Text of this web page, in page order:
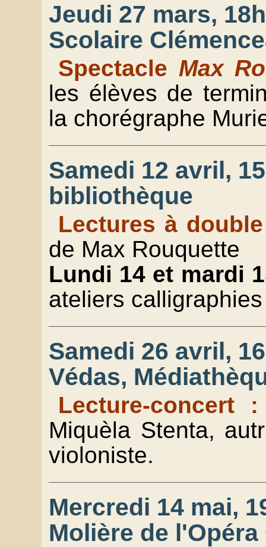
Jeudi 27 mars,
Scolaire
Spectacle Max
les élèves de
la chorégraphe
Samedi 12 avril,
bibliothèque
Lectures à
de Max Rouquette
Lundi 14 et mardi
ateliers
Samedi 26 avril,
Védas,
Lecture-concert
Miquèla Stenta,
violoniste.
Mercredi 14 mai,
Molière de l'Opéra